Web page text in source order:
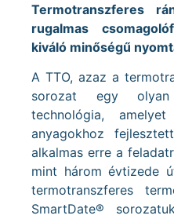
Termotranszferes
rugalmas
kiváló minőségű
A TTO, azaz a
sorozat egy olyan
technológia,
anyagokhoz
alkalmas erre a
mint három évtizede
termotranszferes
SmartDate®